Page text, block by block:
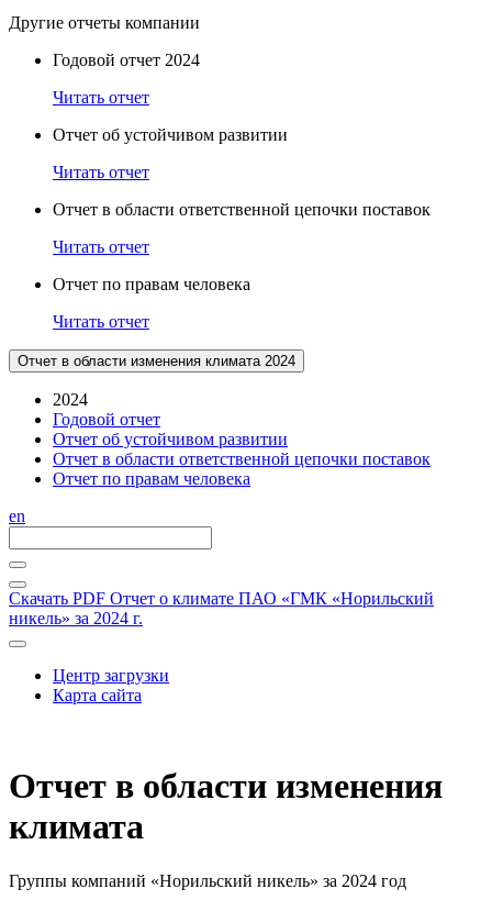
Другие отчеты компании
Годовой отчет 2024
Читать отчет
Отчет об устойчивом развитии
Читать отчет
Отчет в области ответственной цепочки поставок
Читать отчет
Отчет по правам человека
Читать отчет
Отчет в области изменения климата 2024
2024
Годовой отчет
Отчет об устойчивом развитии
Отчет в области ответственной цепочки поставок
Отчет по правам человека
en
Скачать PDF Отчет о климате ПАО «ГМК «Норильский
никель» за 2024 г.
Центр загрузки
Карта сайта
Отчет в области изменения
климата
Группы компаний «Норильский никель» за 2024 год